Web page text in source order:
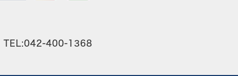
TEL:042-400-1368